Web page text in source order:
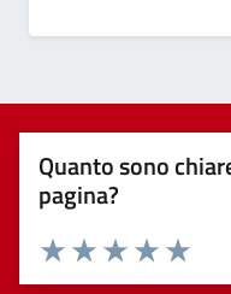
Quanto sono
pagina?
Valuta
Valuta 4
Valuta 3 stelle
Valuta 2 stelle su 5
Valuta 1 stelle su 5